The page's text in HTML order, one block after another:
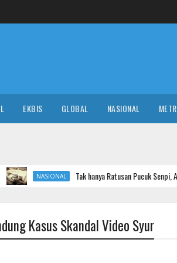
EKBIS GLOBAL NASIONAL
Tak hanya Ratusan Pucuk Senpi, Ada Bunker
Kasus Skandal Video Syur